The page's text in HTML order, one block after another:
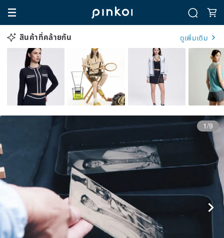
สินค้าที่คล้ายกัน ดูเพิ่มเติม
1/9